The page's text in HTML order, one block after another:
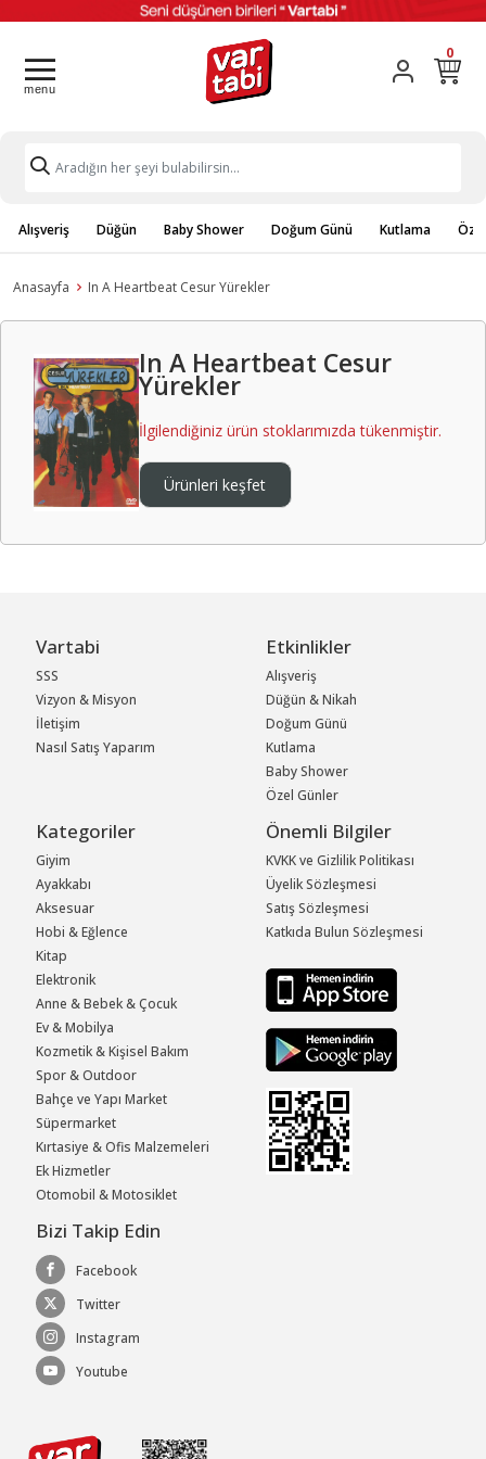
0
Alışveriş Düğün Baby Shower Doğum Günü Kutlama
Anasayfa In A Heartbeat Cesur Yürekler
In A Heartbeat Cesur
Yürekler
İlgilendiğiniz ürün stoklarımızda tükenmiştir.
Ürünleri keşfet
Vartabi
SSS
Vizyon & Misyon
İletişim
Nasıl Satış Yaparım
Etkinlikler
Alışveriş
Düğün & Nikah
Doğum Günü
Kutlama
Baby Shower
Özel Günler
Kategoriler
Giyim
Ayakkabı
Aksesuar
Hobi & Eğlence
Kitap
Elektronik
Anne & Bebek & Çocuk
Ev & Mobilya
Kozmetik & Kişisel Bakım
Spor & Outdoor
Bahçe ve Yapı Market
Süpermarket
Kırtasiye & Ofis Malzemeleri
Ek Hizmetler
Otomobil & Motosiklet
Önemli Bilgiler
KVKK ve Gizlilik Politikası
Üyelik Sözleşmesi
Satış Sözleşmesi
Katkıda Bulun Sözleşmesi
Bizi Takip Edin
Facebook
Twitter
Instagram
Youtube